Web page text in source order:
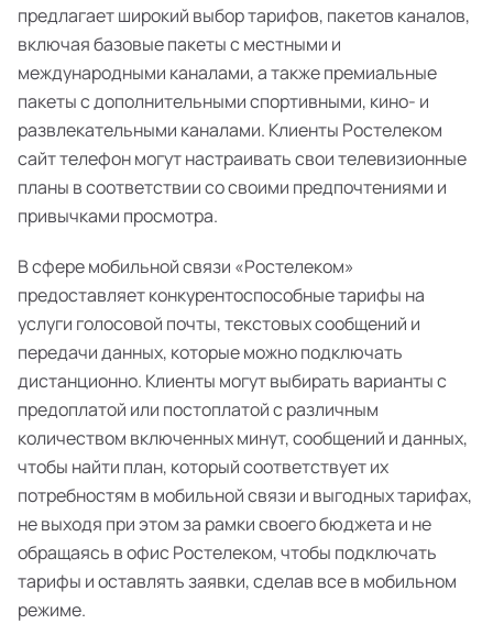
предлагает широкий выбор тарифов, пакетов каналов,
включая базовые пакеты с местными и
международными каналами, а также премиальные
пакеты с дополнительными спортивными, кино- и
развлекательными каналами. Клиенты Ростелеком
сайт телефон могут настраивать свои телевизионные
планы в соответствии со своими предпочтениями и
привычками просмотра.
В сфере мобильной связи «Ростелеком»
предоставляет конкурентоспособные тарифы на
услуги голосовой почты, текстовых сообщений и
передачи данных, которые можно подключать
дистанционно. Клиенты могут выбирать варианты с
предоплатой или постоплатой с различным
количеством включенных минут, сообщений и данных,
чтобы найти план, который соответствует их
потребностям в мобильной связи и выгодных тарифах,
не выходя при этом за рамки своего бюджета и не
обращаясь в офис Ростелеком, чтобы подключать
тарифы и оставлять заявки, сделав все в мобильном
режиме.